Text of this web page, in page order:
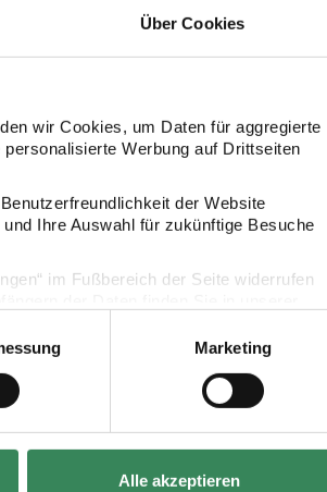
Über Cookies
wir Cookies, um Daten für aggregierte
Werbung auf Drittseiten
der Website
Ihre Auswahl für zukünftige Besuche
im Fußbereich der Seite widerrufen
Marketing
Alle akzeptieren
Bastelanleitung Schultüte
Pferd